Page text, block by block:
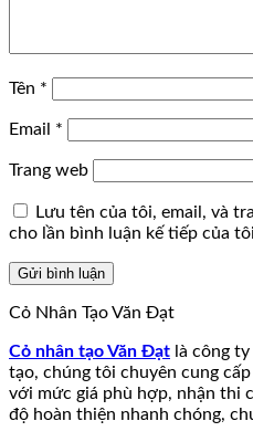
Tên *
Email *
Trang web
Lưu tên của tôi, email, và
cho lần bình luận kế tiếp của
Cỏ Nhân Tạo Văn Đạt
Cỏ nhân tạo Văn Đạt là công
tạo, chúng tôi chuyên cung
với mức giá phù hợp, nhận thi
độ hoàn thiện nhanh chóng,